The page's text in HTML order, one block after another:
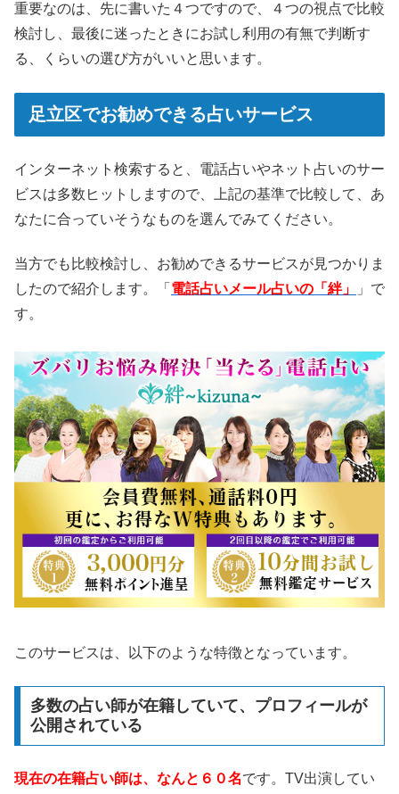
重要なのは、先に書いた４つですので、４つの視点で比較
検討し、最後に迷ったときにお試し利用の有無で判断す
る、くらいの選び方がいいと思います。
足立区でお勧めできる占いサービス
インターネット検索すると、電話占いやネット占いのサー
ビスは多数ヒットしますので、上記の基準で比較して、あ
なたに合っていそうなものを選んでみてください。
当方でも比較検討し、お勧めできるサービスが見つかりま
したので紹介します。「 電話占いメール占いの「絆」
」で
す。
このサービスは、以下のような特徴となっています。
多数の占い師が在籍していて、プロフィールが
公開されている
現在の在籍占い師は、なんと６０名です。TV出演してい